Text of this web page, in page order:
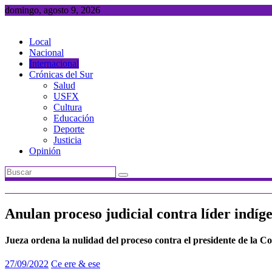
Saltar
domingo, agosto 9, 2026
Local
Nacional
Internacional
Crónicas del Sur
Salud
USFX
Cultura
Educación
Deporte
Justicia
Opinión
Anulan proceso judicial contra líder
Jueza ordena la nulidad del proceso contra el presidente de la
27/09/2022 Ce ere & ese